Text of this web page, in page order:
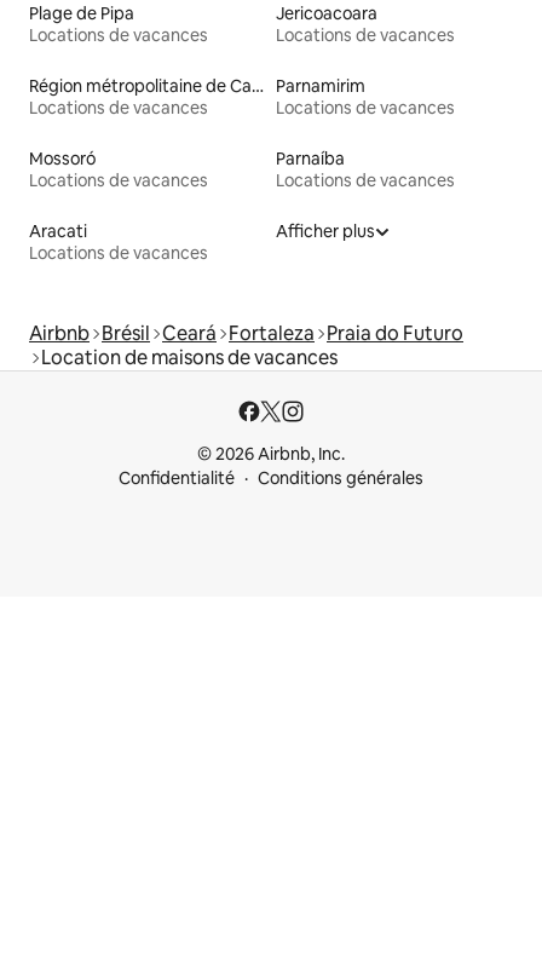
Plage de Pipa
Locations de vacances
Jericoacoara
Locations de vacances
Région métropolitaine de Campina Grande
Locations de vacances
Parnamirim
Locations de vacances
Mossoró
Locations de vacances
Parnaíba
Locations de vacances
Aracati
Locations de vacances
Afficher plus
Airbnb Brésil Ceará Fortaleza Praia do Futuro
Location de maisons de vacances
© 2026 Airbnb, Inc.
Confidentialité
Conditions générales